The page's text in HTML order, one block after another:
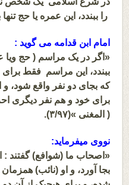
را ببندد، این عمره یا حج
امام ابن قدامه می گوید :
«اگر در یک مراسم ( حج ویا
ببندد، این مراسم فقط
که بجای دو نفر واقع شود، و
برای خود و هم نفر دیگری
( المغنی »(۳/۹۷).
نووی میفرماید:
«اصحاب ما (شوافع) گفتند :
بجا آورد، و او (نائب)